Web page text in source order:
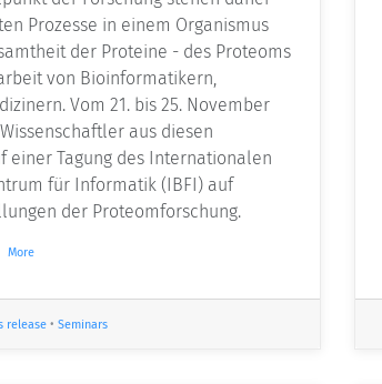
Prozesse in einem Organismus
der Proteine - des Proteoms
von Bioinformatikern,
Vom 21. bis 25. November
aus diesen
Tagung des Internationalen
für Informatik (IBFI) auf
der Proteomforschung.
More
release • Seminars